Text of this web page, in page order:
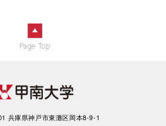
Page Top
兵庫県神戸市東灘区岡本8-9-1